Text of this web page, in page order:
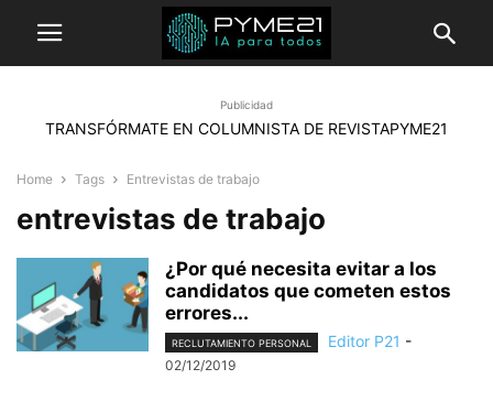
Publicidad
TRANSFÓRMATE EN COLUMNISTA DE REVISTAPYME21
Home Tags Entrevistas de trabajo
entrevistas de trabajo
¿Por qué necesita evitar a los
candidatos que cometen estos
errores...
RECLUTAMIENTO PERSONAL Editor P21 -
02/12/2019